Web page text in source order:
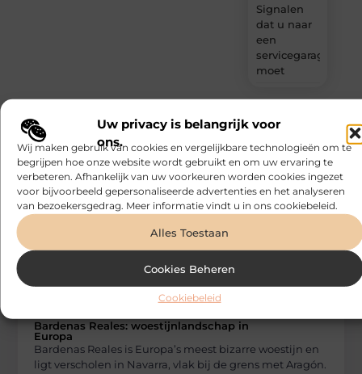
Uw privacy is belangrijk voor
ons.
Wij maken gebruik van cookies en vergelijkbare technologieën om te
begrijpen hoe onze website wordt gebruikt en om uw ervaring te
verbeteren. Afhankelijk van uw voorkeuren worden cookies ingezet
voor bijvoorbeeld gepersonaliseerde advertenties en het analyseren
van bezoekersgedrag. Meer informatie vindt u in ons cookiebeleid.
Alles Toestaan
Cookies Beheren
Cookiebeleid
Signalen
dat u naar
een
servicegarage
moet
Gerelateerde artikelendie u mogelijk
interesseren
Bardenas Reales: woestijnlandschap in
Europa
Bardenas Reales is Europa’s meest bizarre woestijn en
ligt verscholen in Navarra, vlak bij de grens met Aragón.